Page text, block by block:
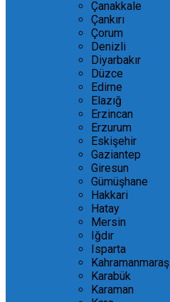
Çanakkale
Çankırı
Çorum
Denizli
Diyarbakır
Düzce
Edirne
Elazığ
Erzincan
Erzurum
Eskişehir
Gaziantep
Giresun
Gümüşhane
Hakkari
Hatay
Mersin
Iğdır
Isparta
Kahramanmaraş
Karabük
Karaman